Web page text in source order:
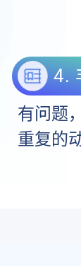
4.
有问题
重复的